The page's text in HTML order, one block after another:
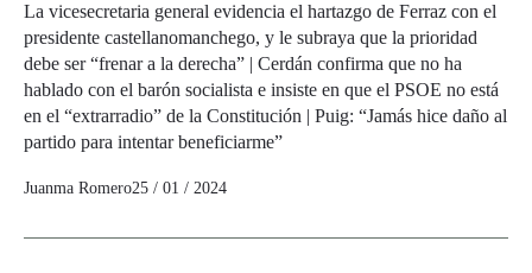
La vicesecretaria general evidencia el hartazgo de Ferraz con el
presidente castellanomanchego, y le subraya que la prioridad
debe ser “frenar a la derecha” | Cerdán confirma que no ha
hablado con el barón socialista e insiste en que el PSOE no está
en el “extrarradio” de la Constitución | Puig: “Jamás hice daño al
partido para intentar beneficiarme”
Juanma Romero25 / 01 / 2024